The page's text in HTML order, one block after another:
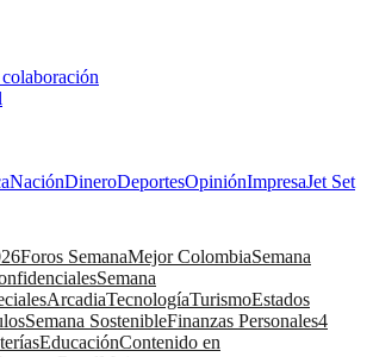
NaciónDineroDeportesOpiniónImpresaJet Set
Foros SemanaMejor ColombiaSemana
Semana
ArcadiaTecnologíaTurismoEstados
Semana SostenibleFinanzas Personales4
EducaciónContenido en